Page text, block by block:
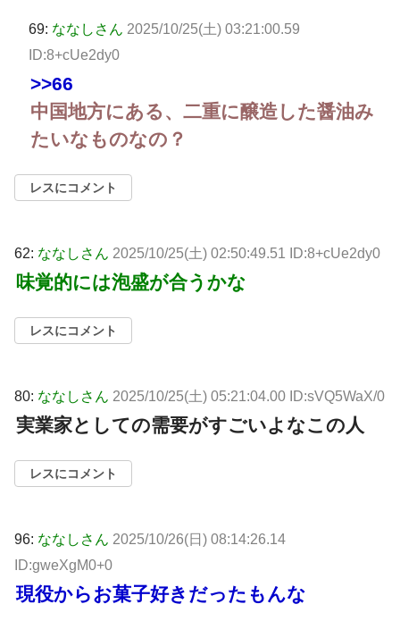
69: ななしさん 2025/10/25(土) 03:21:00.59
ID:8+cUe2dy0
>>66
中国地方にある、二重に醸造した醤油み
たいなものなの？
レスにコメント
62: ななしさん 2025/10/25(土) 02:50:49.51 ID:8+cUe2dy0
味覚的には泡盛が合うかな
レスにコメント
80: ななしさん 2025/10/25(土) 05:21:04.00 ID:sVQ5WaX/0
実業家としての需要がすごいよなこの人
レスにコメント
96: ななしさん 2025/10/26(日) 08:14:26.14
ID:gweXgM0+0
現役からお菓子好きだったもんな